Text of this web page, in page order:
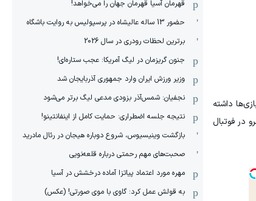
داشته
در فوتبال
قهرمان آسیا قهرمان جهان را می‌خواهد!
حضور 13 ساله عالیشاه در پرسپولیس به روایت باشگاه
برترین لحظات رودری در سال 2026
جنون گریزمان در لیگ آمریکا: عجب ستاره‌ای!
وزیر ورزش ایران وارد جمهوری آذربایجان شد
نجفیان: شمس‌آذر بزودی مدعی لیگ برتر می‌شود
نتیجه جلسه اضطراری: حمایت کامل از اینفانتینو!
بازگشت وینیسیوس، شروع دوباره هیجان در رئال مادرید
صحبت‌های مهم رحمتی درباره قلعه‌نویی
مهره مورد اعتماد پیاتزا آماده درخشش در آسیا
به قولش عمل کرد: گاوی با موی صورتی! (عکس)